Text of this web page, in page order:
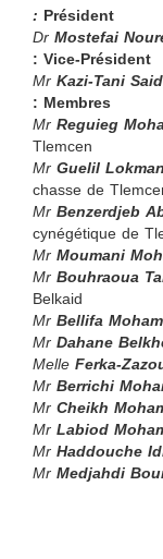
Président
:
DrMostefai
Vice-Président :
MrKazi-Tani Said
Membres :
MrReguieg
Tlemcen
MrGuelil
chasse de
MrBenzerdjeb
cynégétique de
MrMoumani
MrBouhraoua
Belkaid
MrBellifa
MrDahane
MelleFerka-
MrBerrichi
MrCheikh
MrLabiod
MrHaddouche
MrMedjahdi